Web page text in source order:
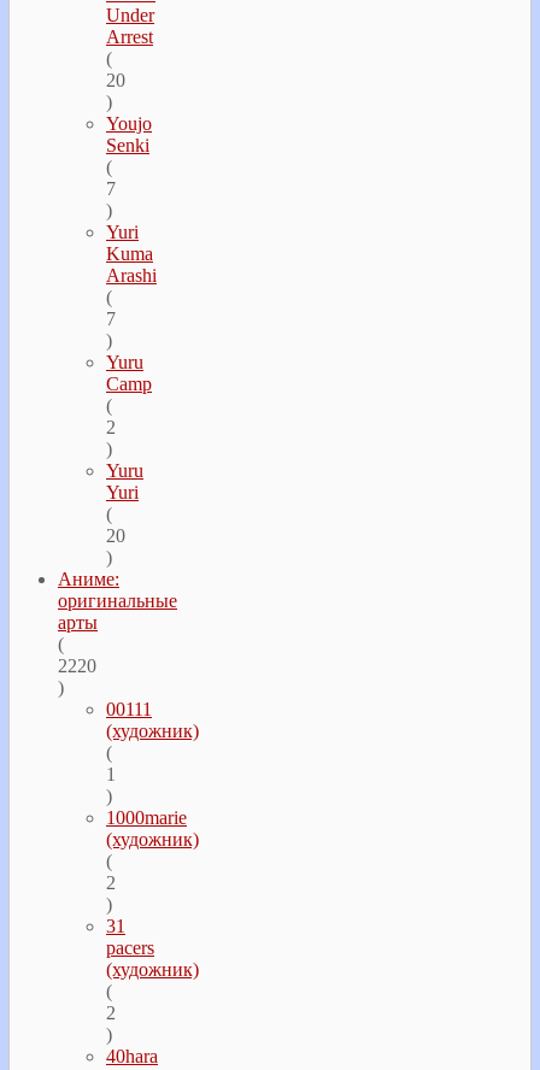
Under
Arrest
(
20
)
Youjo
Senki
(
7
)
Yuri
Kuma
Arashi
(
7
)
Yuru
Camp
(
2
)
Yuru
Yuri
(
20
)
Аниме:
оригинальные
арты
(
2220
)
00111
(художник)
(
1
)
1000marie
(художник)
(
2
)
31
pacers
(художник)
(
2
)
40hara